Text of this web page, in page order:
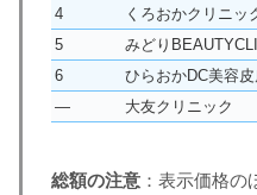
4
くろおかクリニッ
5
みどり
6
ひらおかDC美容
—
大友クリニック
総額の注意 ：表示価格